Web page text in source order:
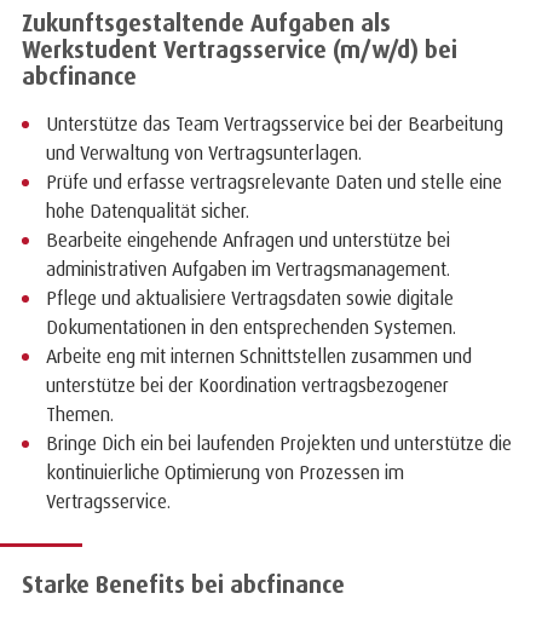
Zukunftsgestaltende Aufgaben als
Werkstudent Vertragsservice (m/w/d) bei
abcfinance
Unterstütze das Team Vertragsservice bei der Bearbeitung
und Verwaltung von Vertragsunterlagen.
Prüfe und erfasse vertragsrelevante Daten und stelle eine
hohe Datenqualität sicher.
Bearbeite eingehende Anfragen und unterstütze bei
administrativen Aufgaben im Vertragsmanagement.
Pflege und aktualisiere Vertragsdaten sowie digitale
Dokumentationen in den entsprechenden Systemen.
Arbeite eng mit internen Schnittstellen zusammen und
unterstütze bei der Koordination vertragsbezogener
Themen.
Bringe Dich ein bei laufenden Projekten und unterstütze die
kontinuierliche Optimierung von Prozessen im
Vertragsservice.
Starke Benefits bei abcfinance